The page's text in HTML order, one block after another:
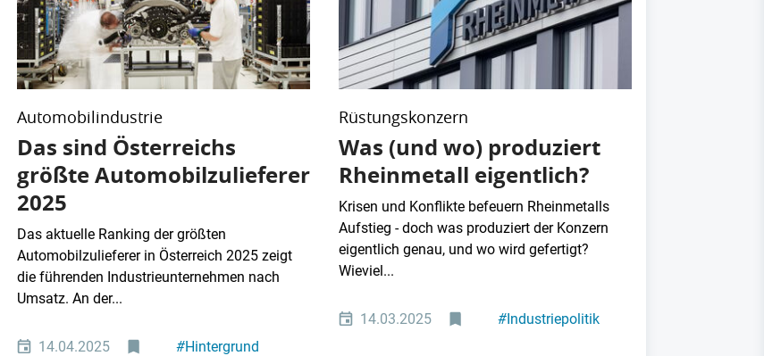
Automobilindustrie
Das sind Österreichs
größte Automobilzulieferer
2025
Das aktuelle Ranking der größten
Automobilzulieferer in Österreich 2025 zeigt
die führenden Industrieunternehmen nach
Umsatz. An der...
14.04.2025 #Hintergrund
Rüstungskonzern
Was (und wo) produziert
Rheinmetall eigentlich?
Krisen und Konflikte befeuern Rheinmetalls
Aufstieg - doch was produziert der Konzern
eigentlich genau, und wo wird gefertigt?
Wieviel...
14.03.2025 #Industriepolitik